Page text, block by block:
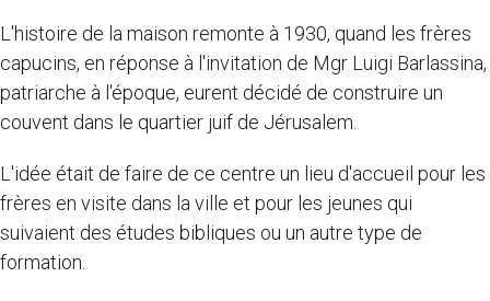
L'histoire de la maison remonte à 1930, quand les frères
capucins, en réponse à l'invitation de Mgr Luigi Barlassina,
patriarche à l'époque, eurent décidé de construire un
couvent dans le quartier juif de Jérusalem.
L'idée était de faire de ce centre un lieu d'accueil pour les
frères en visite dans la ville et pour les jeunes qui
suivaient des études bibliques ou un autre type de
formation.